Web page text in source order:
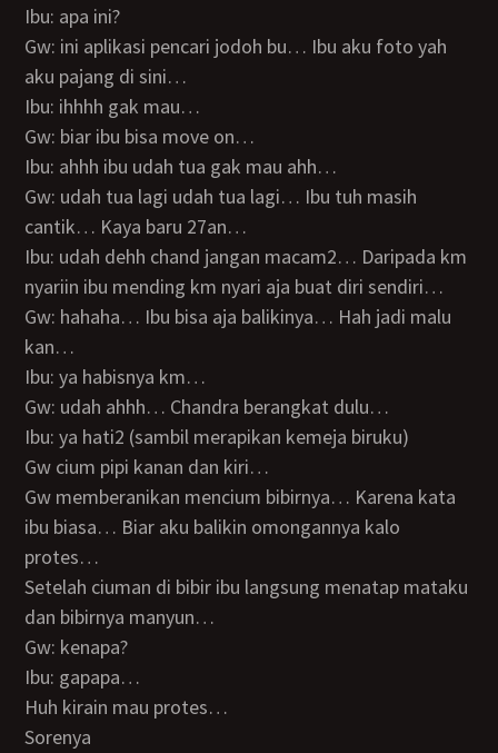
Ibu: apa ini?
Gw: ini aplikasi pencari jodoh bu… Ibu aku foto yah
aku pajang di sini…
Ibu: ihhhh gak mau…
Gw: biar ibu bisa move on…
Ibu: ahhh ibu udah tua gak mau ahh…
Gw: udah tua lagi udah tua lagi… Ibu tuh masih
cantik… Kaya baru 27an…
Ibu: udah dehh chand jangan macam2… Daripada km
nyariin ibu mending km nyari aja buat diri sendiri…
Gw: hahaha… Ibu bisa aja balikinya… Hah jadi malu
kan…
Ibu: ya habisnya km…
Gw: udah ahhh… Chandra berangkat dulu…
Ibu: ya hati2 (sambil merapikan kemeja biruku)
Gw cium pipi kanan dan kiri…
Gw memberanikan mencium bibirnya… Karena kata
ibu biasa… Biar aku balikin omongannya kalo
protes…
Setelah ciuman di bibir ibu langsung menatap mataku
dan bibirnya manyun…
Gw: kenapa?
Ibu: gapapa…
Huh kirain mau protes…
Sorenya